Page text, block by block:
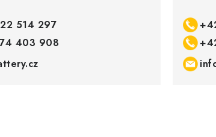
514 297
403 908